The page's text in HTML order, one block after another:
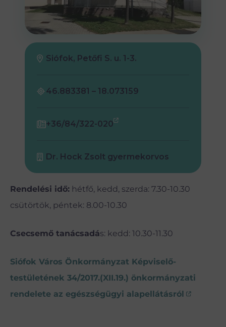
Siófok, Petőfi S. u. 1-3.
46.883381 – 18.073159
+36/84/322-020
Dr. Hock Zsolt gyermekorvos
Rendelési idő: hétfő, kedd, szerda: 7.30-10.30
csütörtök, péntek: 8.00-10.30
Csecsemő tanácsadás: kedd: 10.30-11.30
Siófok Város Önkormányzat Képviselő-
testületének 34/2017.(XII.19.) önkormányzati
rendelete az egészségügyi alapellátásról